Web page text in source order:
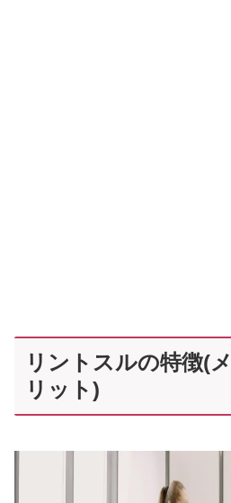
リントスルの特徴(
リット)